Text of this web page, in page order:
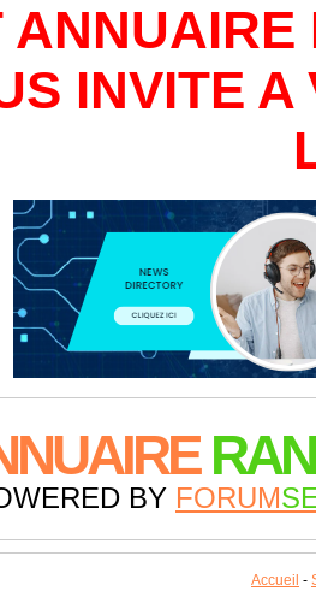
INVITE A
BY FORUM
Accueil -